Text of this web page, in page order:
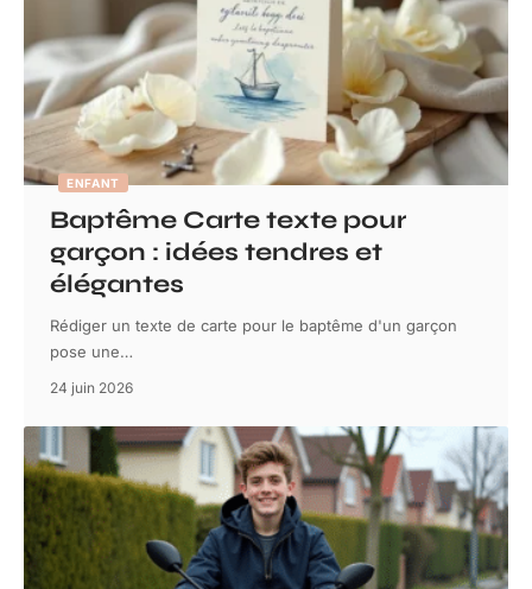
ENFANT
Baptême Carte texte pour
garçon : idées tendres et
élégantes
Rédiger un texte de carte pour le baptême d'un garçon
pose une…
24 juin 2026